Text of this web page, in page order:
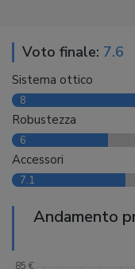
Voto finale: 7.6
Sistema ottico
8
Robustezza
6
Accessori
7.1
Andamento